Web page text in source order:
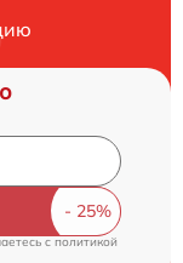
cполитикой